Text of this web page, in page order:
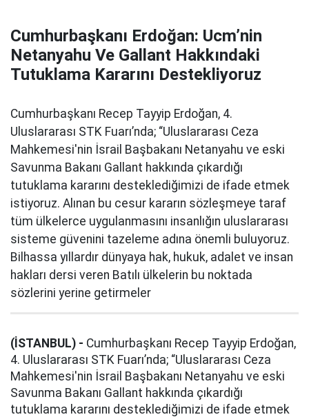
Cumhurbaşkanı Erdoğan: Ucm’nin
Netanyahu Ve Gallant Hakkındaki
Tutuklama Kararını Destekliyoruz
Cumhurbaşkanı Recep Tayyip Erdoğan, 4.
Uluslararası STK Fuarı’nda; “Uluslararası Ceza
Mahkemesi'nin İsrail Başbakanı Netanyahu ve eski
Savunma Bakanı Gallant hakkında çıkardığı
tutuklama kararını desteklediğimizi de ifade etmek
istiyoruz. Alınan bu cesur kararın sözleşmeye taraf
tüm ülkelerce uygulanmasını insanlığın uluslararası
sisteme güvenini tazeleme adına önemli buluyoruz.
Bilhassa yıllardır dünyaya hak, hukuk, adalet ve insan
hakları dersi veren Batılı ülkelerin bu noktada
sözlerini yerine getirmeler
(İSTANBUL) - Cumhurbaşkanı Recep Tayyip Erdoğan,
4. Uluslararası STK Fuarı’nda; “Uluslararası Ceza
Mahkemesi'nin İsrail Başbakanı Netanyahu ve eski
Savunma Bakanı Gallant hakkında çıkardığı
tutuklama kararını desteklediğimizi de ifade etmek